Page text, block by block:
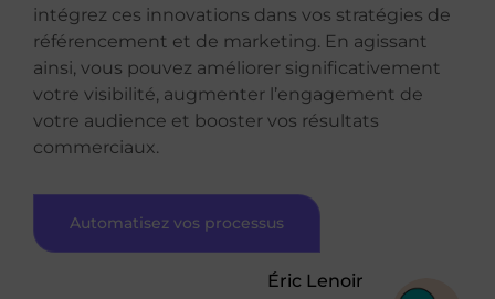
intégrez ces innovations dans vos stratégies de
référencement et de marketing. En agissant
ainsi, vous pouvez améliorer significativement
votre visibilité, augmenter l’engagement de
votre audience et booster vos résultats
commerciaux.
Automatisez vos processus
Éric Lenoir